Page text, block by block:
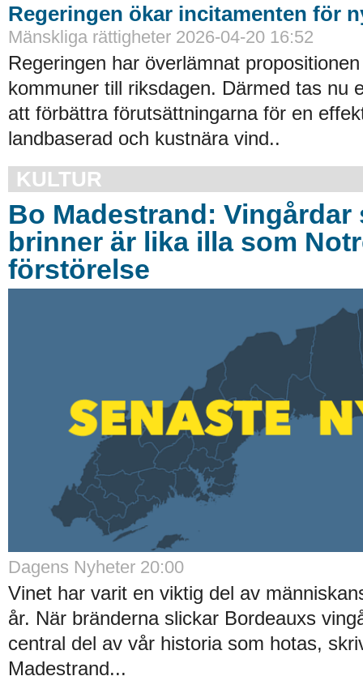
Regeringen ökar incitamenten för
Mänskliga rättigheter 2026-04-20 16:52
Regeringen har överlämnat
kommuner till riksdagen. Därmed tas nu
att förbättra förutsättningarna för en
landbaserad och kustnära vind..
KULTUR
Bo Madestrand: Vingårdar
brinner är lika illa som
förstörelse
Dagens Nyheter 20:00
Vinet har varit en viktig del av
år. När bränderna slickar Bordeauxs
central del av vår historia som hotas,
Madestrand...